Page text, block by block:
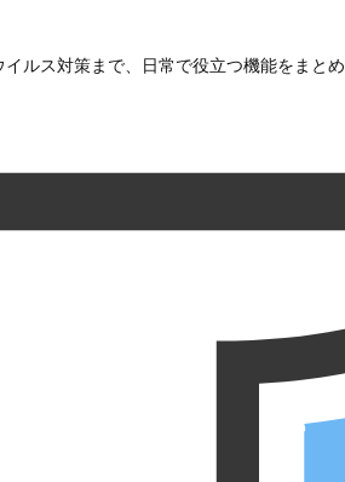
ルス対策まで、日常で役立つ機能をまと